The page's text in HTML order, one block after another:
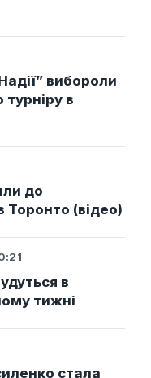
вибороли
турніру в
до
Торонто (відео)
в
тижні
стала